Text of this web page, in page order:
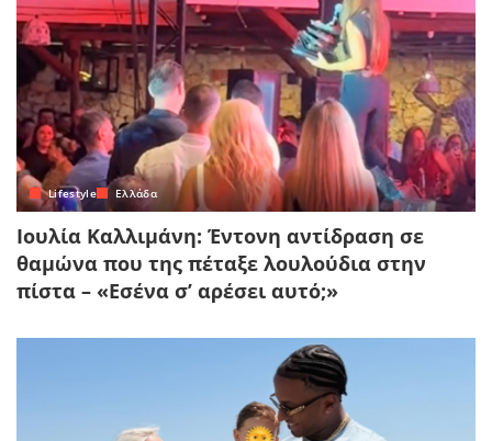
Lifestyle Ελλάδα
Ιουλία Καλλιμάνη: Έντονη αντίδραση σε
θαμώνα που της πέταξε λουλούδια στην
πίστα – «Εσένα σ’ αρέσει αυτό;»